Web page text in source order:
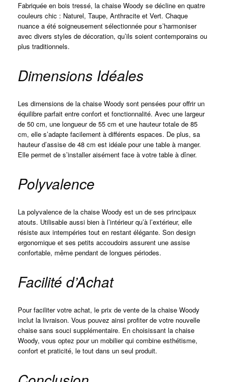
Fabriquée en bois tressé, la chaise Woody se décline en quatre
couleurs chic : Naturel, Taupe, Anthracite et Vert. Chaque
nuance a été soigneusement sélectionnée pour s’harmoniser
avec divers styles de décoration, qu’ils soient contemporains ou
plus traditionnels.
Dimensions Idéales
Les dimensions de la chaise Woody sont pensées pour offrir un
équilibre parfait entre confort et fonctionnalité. Avec une largeur
de 50 cm, une longueur de 55 cm et une hauteur totale de 85
cm, elle s’adapte facilement à différents espaces. De plus, sa
hauteur d’assise de 48 cm est idéale pour une table à manger.
Elle permet de s’installer aisément face à votre table à dîner.
Polyvalence
La polyvalence de la chaise Woody est un de ses principaux
atouts. Utilisable aussi bien à l’intérieur qu’à l’extérieur, elle
résiste aux intempéries tout en restant élégante. Son design
ergonomique et ses petits accoudoirs assurent une assise
confortable, même pendant de longues périodes.
Facilité d’Achat
Pour faciliter votre achat, le prix de vente de la chaise Woody
inclut la livraison. Vous pouvez ainsi profiter de votre nouvelle
chaise sans souci supplémentaire. En choisissant la chaise
Woody, vous optez pour un mobilier qui combine esthétisme,
confort et praticité, le tout dans un seul produit.